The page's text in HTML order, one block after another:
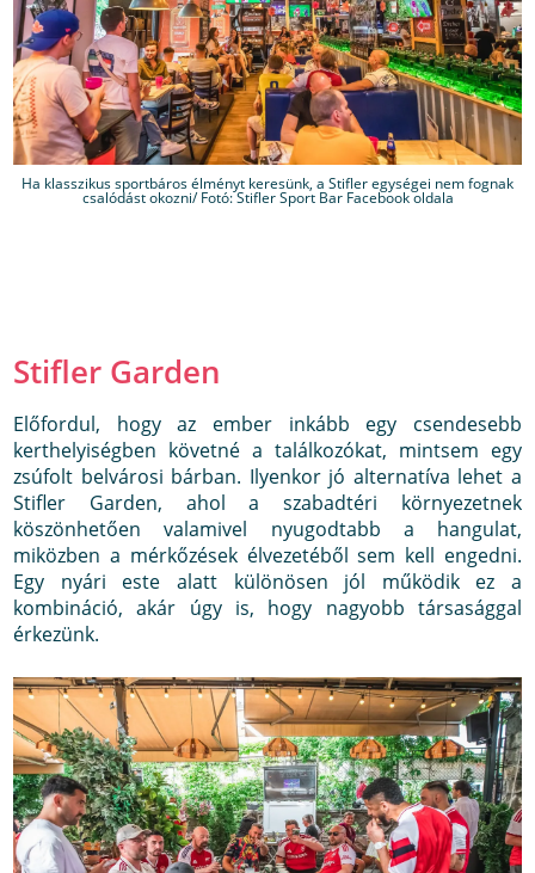
Ha klasszikus sportbáros élményt keresünk, a Stifler egységei nem fognak
csalódást okozni/ Fotó: Stifler Sport Bar Facebook oldala
Stifler Garden
Előfordul, hogy az ember inkább egy csendesebb
kerthelyiségben követné a találkozókat, mintsem egy
zsúfolt belvárosi bárban. Ilyenkor jó alternatíva lehet a
Stifler Garden, ahol a szabadtéri környezetnek
köszönhetően valamivel nyugodtabb a hangulat,
miközben a mérkőzések élvezetéből sem kell engedni.
Egy nyári este alatt különösen jól működik ez a
kombináció, akár úgy is, hogy nagyobb társasággal
érkezünk.